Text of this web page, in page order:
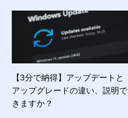
【3分で納得】アップデートと
アップグレードの違い、説明で
きますか？